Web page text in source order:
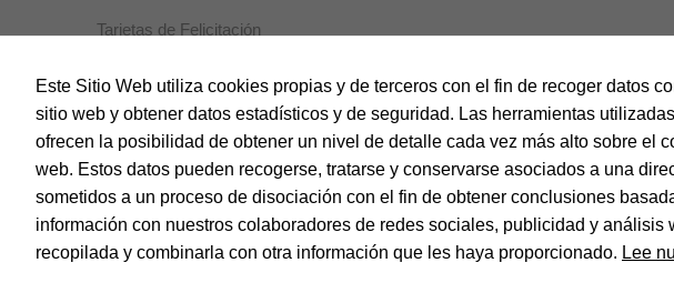
Tarjetas de Felicitación
© Dohe - Camino de Madrid, 14
28970 • Humanes de Madrid (Madrid)
ESPAÑA
Este Sitio Web utiliza cookies propias y de terceros con el fin de recoger datos
sitio web y obtener datos estadísticos y de seguridad. Las herramientas
ofrecen la posibilidad de obtener un nivel de detalle cada vez más alto sobre el
web. Estos datos pueden recogerse, tratarse y conservarse asociados a una
sometidos a un proceso de disociación con el fin de obtener conclusiones
información con nuestros colaboradores de redes sociales, publicidad y
recopilada y combinarla con otra información que les haya proporcionado. Lee